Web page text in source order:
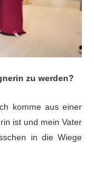
zu werden?
komme aus einer
ist und mein Vater
in die Wiege